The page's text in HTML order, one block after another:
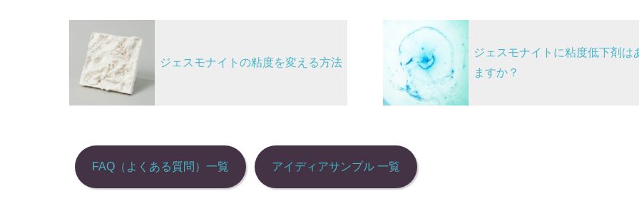
c
e
b
o
k
e
h
稿
ナ
ビ
ー
シ
ョ
ジェスモナイトの粘度を変える方法
ジェスモナイトに粘度低下剤は
ますか？
FAQ（よくある質問）一覧 アイディアサンプル 一覧